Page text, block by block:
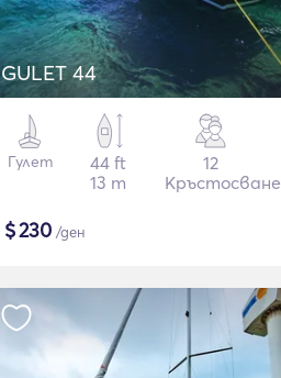
GULET 44
Гулет
44 ft
13 m
12
Кръстосване
$230 /ден